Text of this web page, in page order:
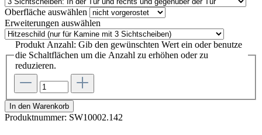
Oberfläche auswählen
Erweiterungen auswählen
Produkt Anzahl: Gib den gewünschten Wert ein oder benutze
die Schaltflächen um die Anzahl zu erhöhen oder zu
reduzieren.
In den Warenkorb
Produktnummer: SW10002.142